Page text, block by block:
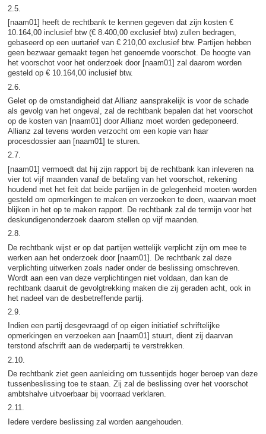
2.5.
[naam01] heeft de rechtbank te kennen gegeven dat zijn kosten €
10.164,00 inclusief btw (€ 8.400,00 exclusief btw) zullen bedragen,
gebaseerd op een uurtarief van € 210,00 exclusief btw. Partijen hebben
geen bezwaar gemaakt tegen het genoemde voorschot. De hoogte van
het voorschot voor het onderzoek door [naam01] zal daarom worden
gesteld op € 10.164,00 inclusief btw.
2.6.
Gelet op de omstandigheid dat Allianz aansprakelijk is voor de schade
als gevolg van het ongeval, zal de rechtbank bepalen dat het voorschot
op de kosten van [naam01] door Allianz moet worden gedeponeerd.
Allianz zal tevens worden verzocht om een kopie van haar
procesdossier aan [naam01] te sturen.
2.7.
[naam01] vermoedt dat hij zijn rapport bij de rechtbank kan inleveren na
vier tot vijf maanden vanaf de betaling van het voorschot, rekening
houdend met het feit dat beide partijen in de gelegenheid moeten worden
gesteld om opmerkingen te maken en verzoeken te doen, waarvan moet
blijken in het op te maken rapport. De rechtbank zal de termijn voor het
deskundigenonderzoek daarom stellen op vijf maanden.
2.8.
De rechtbank wijst er op dat partijen wettelijk verplicht zijn om mee te
werken aan het onderzoek door [naam01]. De rechtbank zal deze
verplichting uitwerken zoals nader onder de beslissing omschreven.
Wordt aan een van deze verplichtingen niet voldaan, dan kan de
rechtbank daaruit de gevolgtrekking maken die zij geraden acht, ook in
het nadeel van de desbetreffende partij.
2.9.
Indien een partij desgevraagd of op eigen initiatief schriftelijke
opmerkingen en verzoeken aan [naam01] stuurt, dient zij daarvan
terstond afschrift aan de wederpartij te verstrekken.
2.10.
De rechtbank ziet geen aanleiding om tussentijds hoger beroep van deze
tussenbeslissing toe te staan. Zij zal de beslissing over het voorschot
ambtshalve uitvoerbaar bij voorraad verklaren.
2.11.
Iedere verdere beslissing zal worden aangehouden.